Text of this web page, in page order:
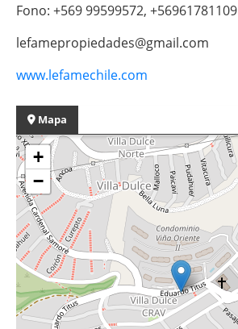
Fono: +569 99599572, +56961781109
lefamepropiedades@gmail.com
www.lefamechile.com
Mapa
+
−